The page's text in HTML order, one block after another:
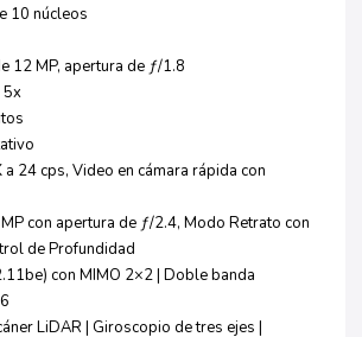
10 núcleos
12 MP, apertura de ƒ/1.8
5x
a 24 cps, Video en cámara rápida con
con apertura de ƒ/2.4, Modo Retrato con
de Profundidad
con MIMO 2×2 | Doble banda
LiDAR | Giroscopio de tres ejes |